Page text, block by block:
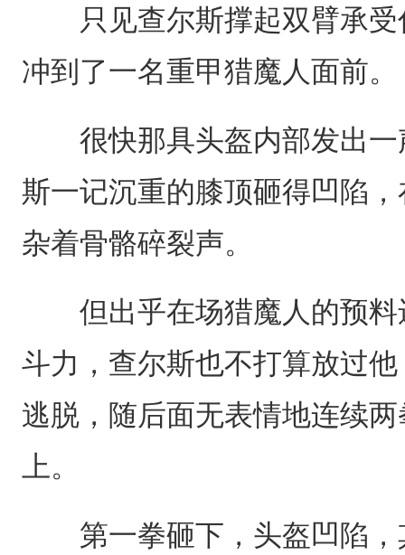
只见查尔斯撑起双臂承受
冲到了一名重甲猎魔人面前。
很快那具头盔内部发出一
斯一记沉重的膝顶砸得凹陷
杂着骨骼碎裂声。
但出乎在场猎魔人的预料
斗力，查尔斯也不打算放过
逃脱，随后面无表情地连续
上。
第一拳砸下，头盔凹陷，